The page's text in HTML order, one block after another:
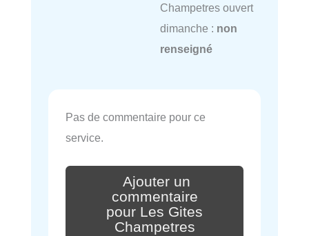
Champetres ouvert
dimanche : non
renseigné
Pas de commentaire pour ce
service.
Ajouter un
commentaire
pour Les Gites
Champetres